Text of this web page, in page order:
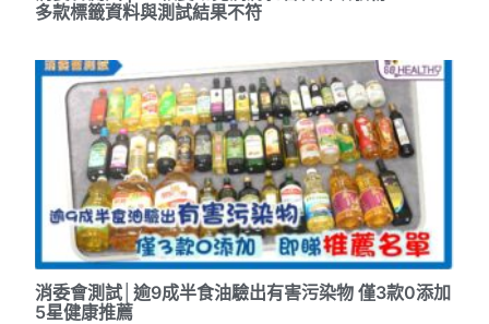
多款標籤資料與測試結果不符
消委會測試│逾9成半食油驗出有害污染物 僅3款0添加
5星健康推薦